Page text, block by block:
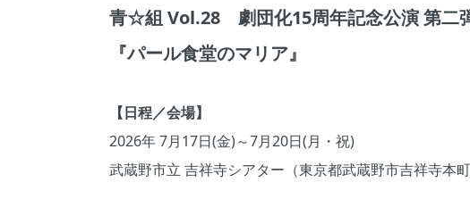
青☆組 Vol.28 劇団化15周年記念公演 第二
『パール食堂のマリア』
【日程／会場】
2026年 7月17日(金)～7月20日(月・祝)
武蔵野市立 吉祥寺シアター（東京都武蔵野市吉祥寺本